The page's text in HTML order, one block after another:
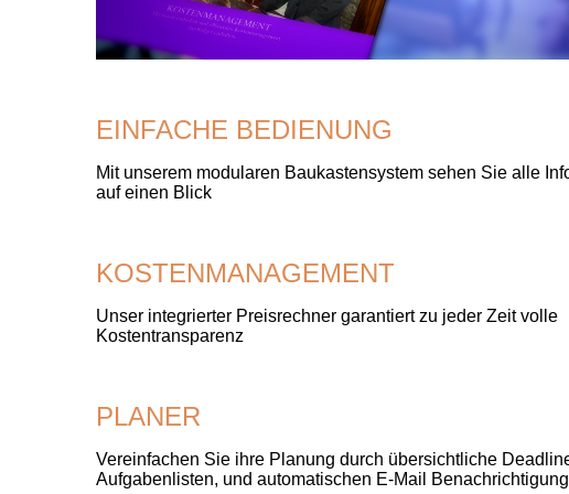
EINFACHE BEDIENUNG
Mit unserem modularen Baukastensystem sehen Sie alle
auf einen Blick
KOSTENMANAGEMENT
Unser integrierter Preisrechner garantiert zu jeder Zeit volle
Kostentransparenz
PLANER
Vereinfachen Sie ihre Planung durch übersichtliche
Aufgabenlisten, und automatischen E-Mail